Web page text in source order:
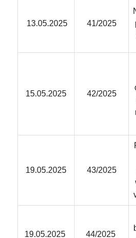
13.05.2025 41/2025
15.05.2025 42/2025
19.05.2025 43/2025
19.05.2025 44/2025